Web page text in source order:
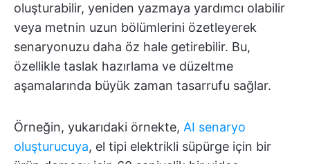
oluşturabilir, yeniden yazmaya yardımcı olabilir
veya metnin uzun bölümlerini özetleyerek
senaryonuzu daha öz hale getirebilir. Bu,
özellikle taslak hazırlama ve düzeltme
aşamalarında büyük zaman tasarrufu sağlar.
Örneğin, yukarıdaki örnekte, AI senaryo
oluşturucuya, el tipi elektrikli süpürge için bir